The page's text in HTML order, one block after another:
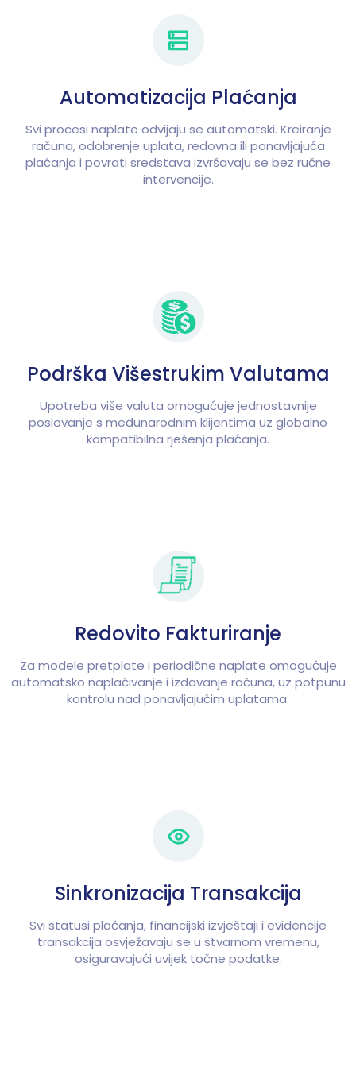
Automatizacija Plaćanja
Svi procesi naplate odvijaju se automatski. Kreiranje
računa, odobrenje uplata, redovna ili ponavljajuća
plaćanja i povrati sredstava izvršavaju se bez ručne
intervencije.
Podrška Višestrukim Valutama
Upotreba više valuta omogućuje jednostavnije
poslovanje s međunarodnim klijentima uz globalno
kompatibilna rješenja plaćanja.
Redovito Fakturiranje
Za modele pretplate i periodične naplate omogućuje
automatsko naplaćivanje i izdavanje računa, uz potpunu
kontrolu nad ponavljajućim uplatama.
Sinkronizacija Transakcija
Svi statusi plaćanja, financijski izvještaji i evidencije
transakcija osvježavaju se u stvarnom vremenu,
osiguravajući uvijek točne podatke.